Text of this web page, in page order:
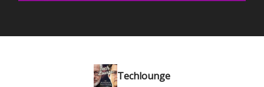
Techlounge